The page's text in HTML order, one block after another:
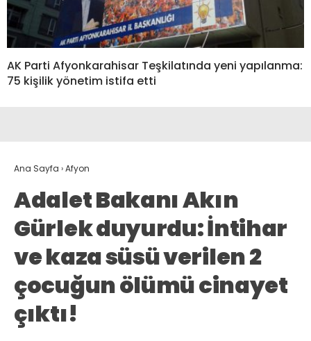
AK Parti Afyonkarahisar Teşkilatında yeni yapılanma:
75 kişilik yönetim istifa etti
Ana Sayfa ›Afyon
Adalet Bakanı Akın
Gürlek duyurdu: İntihar
ve kaza süsü verilen 2
çocuğun ölümü cinayet
çıktı!